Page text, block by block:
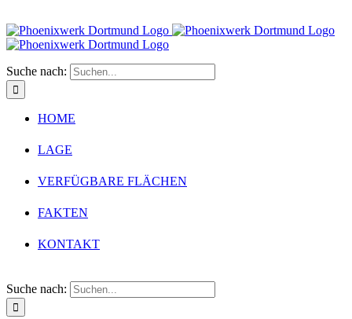
Suche nach:
HOME
LAGE
VERFÜGBARE FLÄCHEN
FAKTEN
KONTAKT
Suche nach: